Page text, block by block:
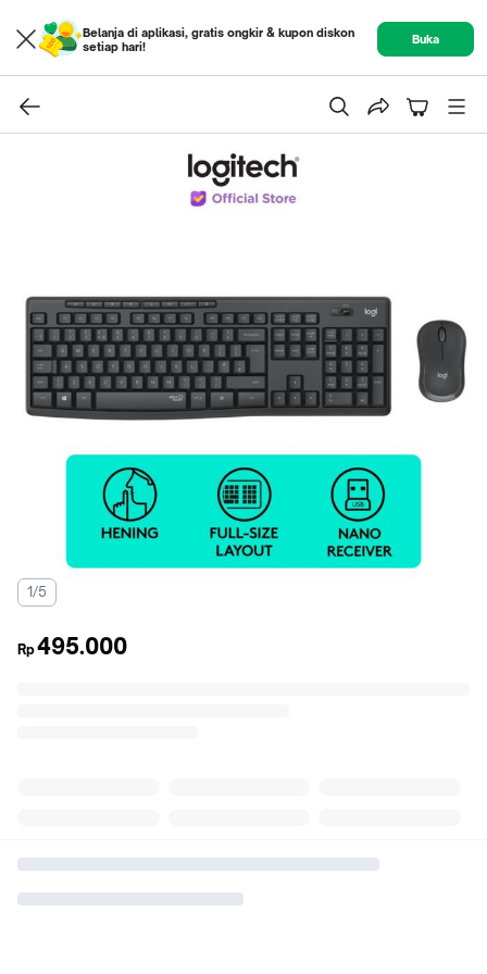
Belanja di aplikasi, gratis ongkir & kupon diskon
setiap hari!
Buka
1/5
Rp495.000